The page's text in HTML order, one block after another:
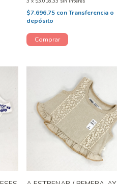
$7.696,75 conTransferencia o
depósito